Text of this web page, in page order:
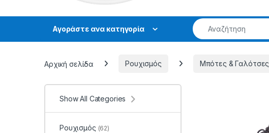
Αγοράστε ανα κατηγορία
Αρχική σελίδα Ρουχισμός Μπότες & Γαλότσες
Show All Categories
Ρουχισμός (62)